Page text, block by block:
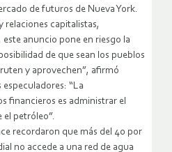
de futuros de Nueva York.
relaciones capitalistas,
anuncio pone en riesgo la
de que sean los pueblos
y aprovechen”, afirmó
“La
financieros es administrar el
el petróleo”.
recordaron que más del 40 por
no accede a una red de agua